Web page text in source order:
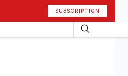
SUBSCRIPTION